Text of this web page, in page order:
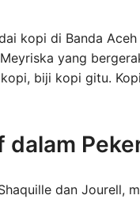
kopi di Banda
yang
biji kopi gitu.
dalam
dan Jourell,